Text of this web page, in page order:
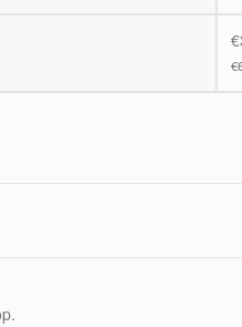
€
€